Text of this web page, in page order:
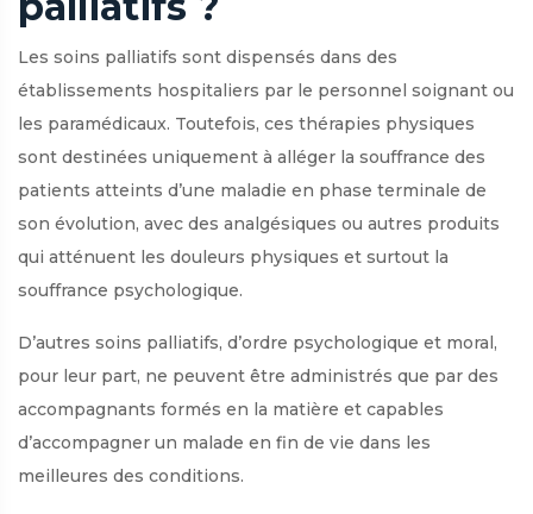
Les soins palliatifs sont dispensés dans des
établissements hospitaliers par le personnel soignant ou
les paramédicaux. Toutefois, ces thérapies physiques
sont destinées uniquement à alléger la souffrance des
patients atteints d’une maladie en phase terminale de
son évolution, avec des analgésiques ou autres produits
qui atténuent les douleurs physiques et surtout la
souffrance psychologique.
D’autres soins palliatifs, d’ordre psychologique et moral,
pour leur part, ne peuvent être administrés que par des
accompagnants formés en la matière et capables
d’accompagner un malade en fin de vie dans les
meilleures des conditions.